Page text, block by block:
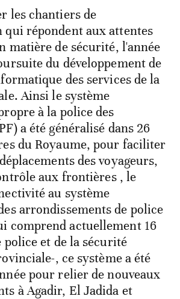
les chantiers de
répondent aux attentes
matière de sécurité, l'année
du développement de
des services de la
Ainsi le système
à la police des
a été généralisé dans 26
du Royaume, pour faciliter
des voyageurs,
aux frontières , le
au système
arrondissements de police
comprend actuellement 16
et de la sécurité
, ce système a été
pour relier de nouveaux
à Agadir, El Jadida et